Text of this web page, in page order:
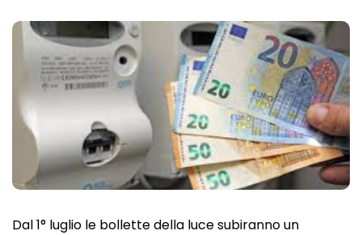
Dal 1° luglio le bollette della luce subiranno un